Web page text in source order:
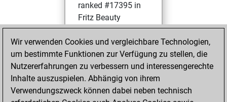
ranked #17395 in
Fritz Beauty
Samstag, August
30, 2025
You won
against Fritz
Fritz
Wir verwenden Cookies und vergleichbare Technologien,
um bestimmte Funktionen zur Verfügung zu stellen, die
Nutzererfahrungen zu verbessern und interessengerechte
Inhalte auszuspielen. Abhängig von ihrem
Verwendungszweck können dabei neben technisch